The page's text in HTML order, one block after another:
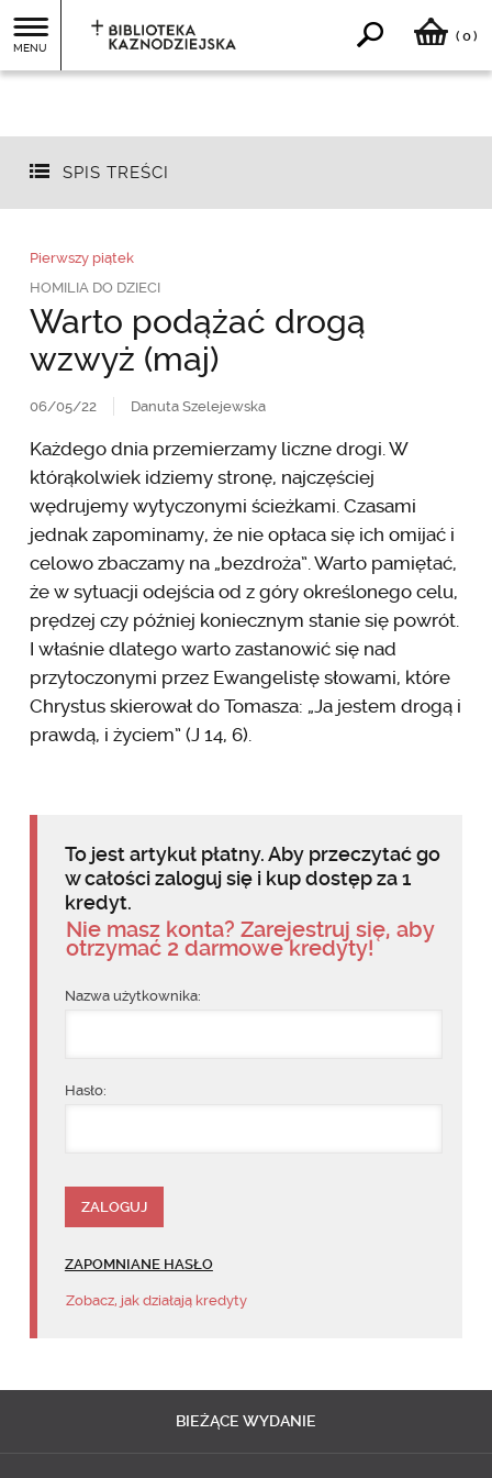
MENU
( 0)
SPIS TREŚCI
Pierwszy piątek
HOMILIA DO DZIECI
Warto podążać drogą
wzwyż (maj)
06/05/22 Danuta Szelejewska
Każdego dnia przemierzamy liczne drogi. W
którąkolwiek idziemy stronę, najczęściej
wędrujemy wytyczonymi ścieżkami. Czasami
jednak zapominamy, że nie opłaca się ich omijać i
celowo zbaczamy na „bezdroża”. Warto pamiętać,
że w sytuacji odejścia od z góry określonego celu,
prędzej czy później koniecznym stanie się powrót.
I właśnie dlatego warto zastanowić się nad
przytoczonymi przez Ewangelistę słowami, które
Chrystus skierował do Tomasza: „Ja jestem drogą i
prawdą, i życiem” (J 14, 6).
To jest artykuł płatny. Aby przeczytać go
w całości zaloguj się i kup dostęp za 1
kredyt.
Nie masz konta? Zarejestruj się, aby
otrzymać 2 darmowe kredyty!
Nazwa użytkownika:
Hasło:
ZAPOMNIANE HASŁO
Zobacz, jak działają kredyty
BIEŻĄCE WYDANIE